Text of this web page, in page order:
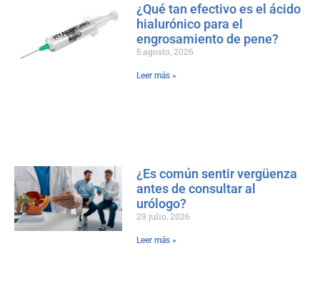
¿Qué tan efectivo es el ácido
hialurónico para el
engrosamiento de pene?
5 agosto, 2026
Leer más »
¿Es común sentir vergüenza
antes de consultar al
urólogo?
29 julio, 2026
Leer más »